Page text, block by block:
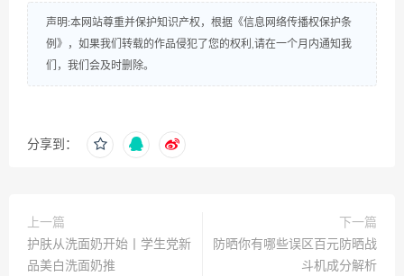
声明:本网站尊重并保护知识产权，根据《信息网络传播权保护条
例》，如果我们转载的作品侵犯了您的权利,请在一个月内通知我
们，我们会及时删除。
分享到：
上一篇
护肤从洗面奶开始丨学生党新
品美白洗面奶推
下一篇
防晒你有哪些误区百元防晒战
斗机成分解析